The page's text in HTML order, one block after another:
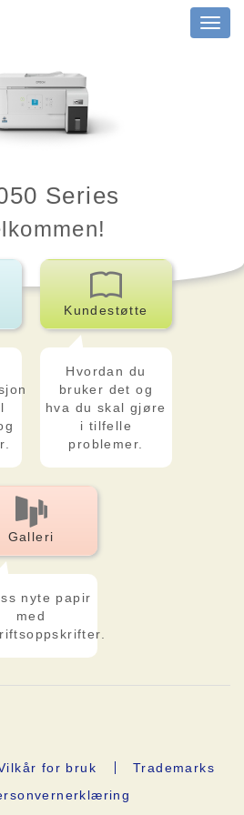
Series
Kundestøtte
Hvordan du
bruker det og
hva du skal gjøre
i tilfelle
problemer.
Galleri
nyte papir
med
for bruk
Trademarks